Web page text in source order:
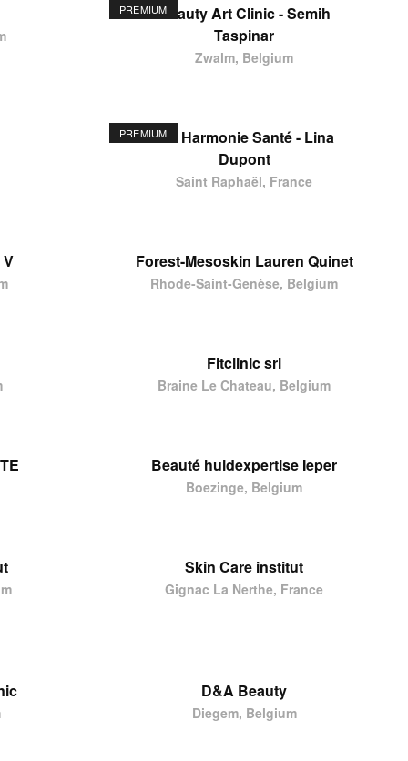
PREMIUMBeauty Art Clinic - Semih
Taspinar
Zwalm, Belgium
PREMIUMSte Harmonie Santé - Lina
Dupont
Saint Raphaël, France
Forest-Mesoskin Lauren Quinet
Rhode-Saint-Genèse, Belgium
Fitclinic srl
Braine Le Chateau, Belgium
Beauté huidexpertise Ieper
Boezinge, Belgium
Skin Care institut
Gignac La Nerthe, France
D&A Beauty
Diegem, Belgium